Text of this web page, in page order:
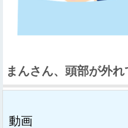
まんさん、頭部が外
動画